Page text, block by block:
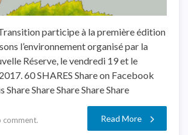
participe à la première édition
l’environnement organisé par la
Réserve, le vendredi 19 et le
60 SHARES Share on Facebook
Share Share Share Share Share
comment. Read More